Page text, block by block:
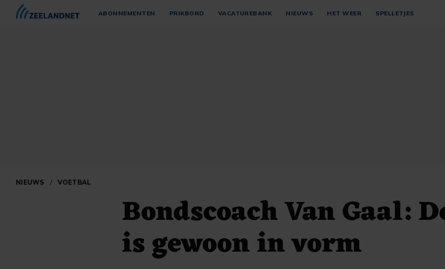
ABONNEMENTEN PRIKBORD VACATUREBANK NIEUWS HET WEER SPELLETJES
NIEUWS / VOETBAL
Bondscoach Van Gaal:
is gewoon in vorm